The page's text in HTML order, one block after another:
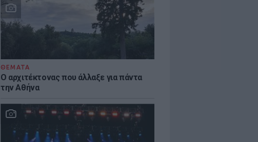
ΘΕΜΑΤΑ
Ο αρχιτέκτονας που άλλαξε για πάντα
την Αθήνα